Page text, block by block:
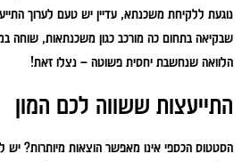
נוגעת ללקיחת משכנתא, עדיין יש טעם לערוך
שבקיאה בתחום כה מורכב כגון משכנתאות, שוחה
הלוואה שנחשבת יחסית פשוטה – נצלו זאת!
התייעצות ששווה לכם המון
הסטטוס הכספי אינו מאפשר הוצאות מיותרות? יש